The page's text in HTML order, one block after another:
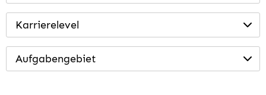
Karrierelevel
Aufgabengebiet